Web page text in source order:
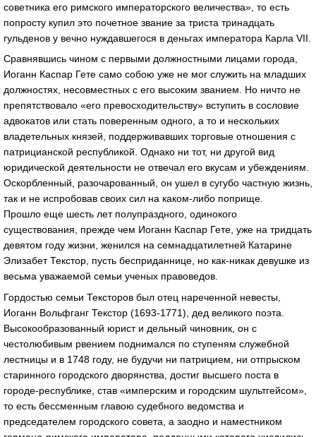
советника его римского императорского величества», то есть
попросту купил это почетное звание за триста тринадцать
гульденов у вечно нуждавшегося в деньгах императора Карла VII.
Сравнявшись чином с первыми должностными лицами города,
Иоганн Каспар Гете само собою уже не мог служить на младших
должностях, несовместных с его высоким званием. Но ничто не
препятствовало «его превосходительству» вступить в сословие
адвокатов или стать поверенным одного, а то и нескольких
владетельных князей, поддерживавших торговые отношения с
патрицианской республикой. Однако ни тот, ни другой вид
юридической деятельности не отвечал его вкусам и убеждениям.
Оскорбленный, разочарованный, он ушел в сугубо частную жизнь,
так и не испробовав своих сил на каком-либо поприще.
Прошло еще шесть лет полупраздного, одинокого
существования, прежде чем Иоганн Каспар Гете, уже на тридцать
девятом году жизни, женился на семнадцатилетней Катарине
Элизабет Текстор, пусть бесприданнице, но как-никак девушке из
весьма уважаемой семьи ученых правоведов.
Гордостью семьи Тексторов был отец нареченной невесты,
Иоганн Вольфганг Текстор (1693-1771), дед великого поэта.
Высокообразованный юрист и дельный чиновник, он с
честолюбивым рвением поднимался по ступеням служебной
лестницы и в 1748 году, не будучи ни патрицием, ни отпрыском
старинного городского дворянства, достиг высшего поста в
городе-республике, став «имперским и городским шультгейсом»,
то есть бессменным главою судебного ведомства и
председателем городского совета, а заодно и наместником